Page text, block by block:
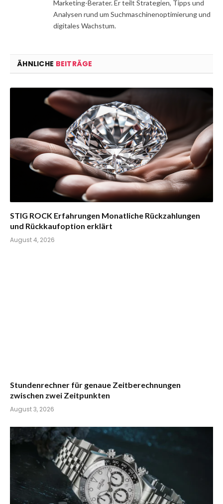
Marketing-Berater. Er teilt Strategien, Tipps und
Analysen rund um Suchmaschinenoptimierung und
digitales Wachstum.
ÄHNLICHE BEITRÄGE
STIG ROCK Erfahrungen Monatliche Rückzahlungen
und Rückkaufoption erklärt
August 4, 2026
Stundenrechner für genaue Zeitberechnungen
zwischen zwei Zeitpunkten
August 3, 2026